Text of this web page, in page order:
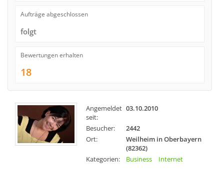
Aufträge abgeschlossen
folgt
Bewertungen erhalten
18
Angemeldet
seit:
03.10.2010
Besucher:
2442
Ort:
Weilheim in Oberbayern
(82362)
Kategorien:
Business Internet